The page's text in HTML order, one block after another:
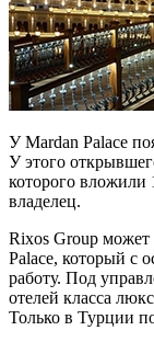
У Mardan Palace
У этого
которого вложили
владелец.
Rixos Group может
Palace, который с
работу. Под
отелей класса
Только в Турции